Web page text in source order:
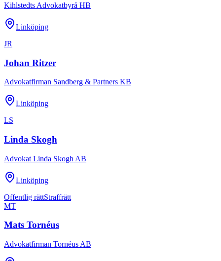
Kihlstedts Advokatbyrå HB
Linköping
JR
Johan Ritzer
Advokatfirman Sandberg & Partners KB
Linköping
LS
Linda Skogh
Advokat Linda Skogh AB
Linköping
Offentlig rättStraffrätt
MT
Mats Tornéus
Advokatfirman Tornéus AB